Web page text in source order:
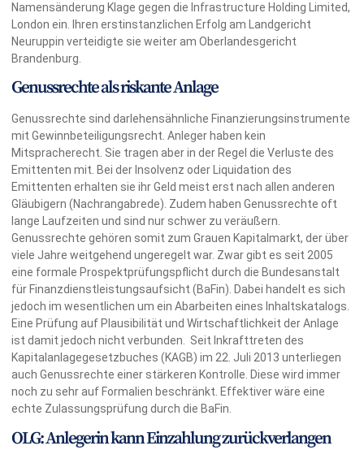
Namensänderung Klage gegen die Infrastructure Holding Limited,
London ein. Ihren erstinstanzlichen Erfolg am Landgericht
Neuruppin verteidigte sie weiter am Oberlandesgericht
Brandenburg.
Genussrechte als riskante Anlage
Genussrechte sind darlehensähnliche Finanzierungsinstrumente
mit Gewinnbeteiligungsrecht. Anleger haben kein
Mitspracherecht. Sie tragen aber in der Regel die Verluste des
Emittenten mit. Bei der Insolvenz oder Liquidation des
Emittenten erhalten sie ihr Geld meist erst nach allen anderen
Gläubigern (Nachrangabrede). Zudem haben Genussrechte oft
lange Laufzeiten und sind nur schwer zu veräußern.
Genussrechte gehören somit zum Grauen Kapitalmarkt, der über
viele Jahre weitgehend ungeregelt war. Zwar gibt es seit 2005
eine formale Prospektprüfungspflicht durch die Bundesanstalt
für Finanzdienstleistungsaufsicht (BaFin). Dabei handelt es sich
jedoch im wesentlichen um ein Abarbeiten eines Inhaltskatalogs.
Eine Prüfung auf Plausibilität und Wirtschaftlichkeit der Anlage
ist damit jedoch nicht verbunden. Seit Inkrafttreten des
Kapitalanlagegesetzbuches (KAGB) im 22. Juli 2013 unterliegen
auch Genussrechte einer stärkeren Kontrolle. Diese wird immer
noch zu sehr auf Formalien beschränkt. Effektiver wäre eine
echte Zulassungsprüfung durch die BaFin.
OLG: Anlegerin kann Einzahlung zurückverlangen